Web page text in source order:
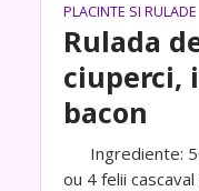
PLACINTE SI RULADE
Rulada
ciuperci,
bacon
Ingrediente:
ou 4 felii